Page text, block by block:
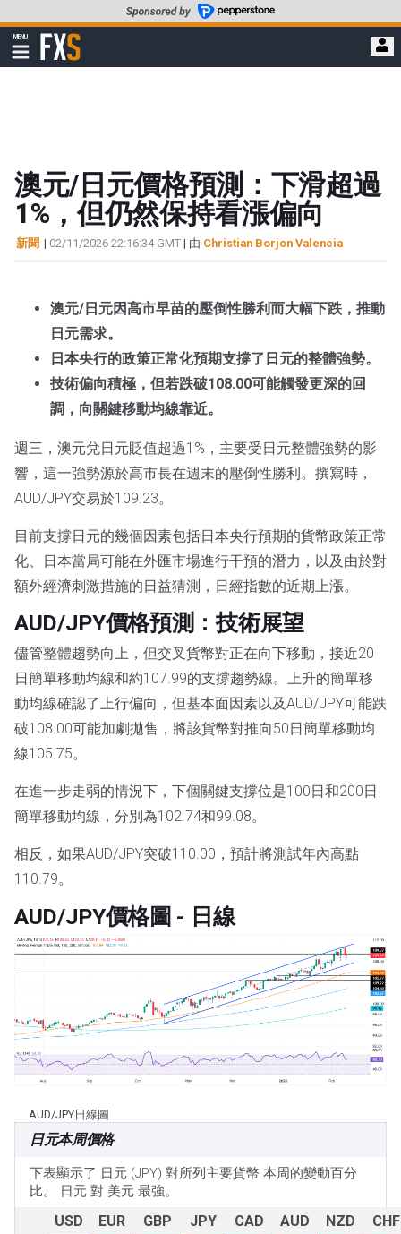
至
要
MENU
顯
示
FXStreet
澳元/日元價格預測：下滑超過
1%，但仍然保持看漲偏向
新聞 | 02/11/2026 22:16:34 GMT | 由 Christian Borjon Valencia
澳元/日元因高市早苗的壓倒性勝利而大幅下跌，推動
日元需求。
日本央行的政策正常化預期支撐了日元的整體強勢。
技術偏向積極，但若跌破108.00可能觸發更深的回
調，向關鍵移動均線靠近。
週三，澳元兌日元貶值超過1%，主要受日元整體強勢的影
響，這一強勢源於高市長在週末的壓倒性勝利。撰寫時，
AUD/JPY交易於109.23。
目前支撐日元的幾個因素包括日本央行預期的貨幣政策正常
化、日本當局可能在外匯市場進行干預的潛力，以及由於對
額外經濟刺激措施的日益猜測，日經指數的近期上漲。
AUD/JPY價格預測：技術展望
儘管整體趨勢向上，但交叉貨幣對正在向下移動，接近20
日簡單移動均線和約107.99的支撐趨勢線。上升的簡單移
動均線確認了上行偏向，但基本面因素以及AUD/JPY可能跌
破108.00可能加劇拋售，將該貨幣對推向50日簡單移動均
線105.75。
在進一步走弱的情況下，下個關鍵支撐位是100日和200日
簡單移動均線，分別為102.74和99.08。
相反，如果AUD/JPY突破110.00，預計將測試年內高點
110.79。
AUD/JPY價格圖 - 日線
AUD/JPY日線圖
日元本周價格
下表顯示了 日元 (JPY) 對所列主要貨幣 本周的變動百分
比。 日元 對 美元 最強。
USD EUR GBP JPY CAD AUD NZD
CHF